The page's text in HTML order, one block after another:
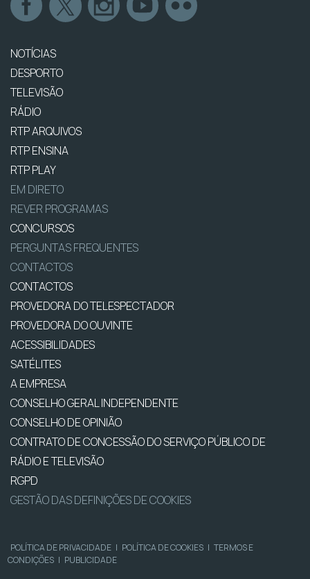
NOTÍCIAS
DESPORTO
TELEVISÃO
RÁDIO
RTP ARQUIVOS
RTP ENSINA
RTP PLAY
EM DIRETO
REVER PROGRAMAS
CONCURSOS
PERGUNTAS FREQUENTES
CONTACTOS
CONTACTOS
PROVEDORA DO TELESPECTADOR
PROVEDORA DO OUVINTE
ACESSIBILIDADES
SATÉLITES
A EMPRESA
CONSELHO GERAL INDEPENDENTE
CONSELHO DE OPINIÃO
CONTRATO DE CONCESSÃO DO SERVIÇO PÚBLICO DE
RÁDIO E TELEVISÃO
RGPD
GESTÃO DAS DEFINIÇÕES DE COOKIES
POLÍTICA DE PRIVACIDADE | POLÍTICA DE COOKIES | TERMOS E
CONDIÇÕES | PUBLICIDADE